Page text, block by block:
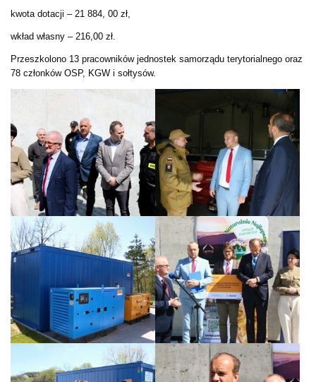
kwota dotacji – 21 884, 00 zł,
wkład własny – 216,00 zł.
Przeszkolono 13 pracowników jednostek samorządu terytorialnego oraz
78 członków OSP, KGW i sołtysów.